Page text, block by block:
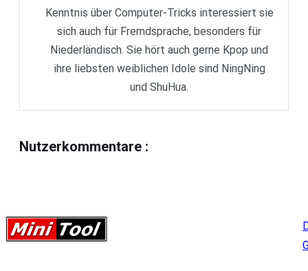
Kenntnis über Computer-Tricks interessiert sie
sich auch für Fremdsprache, besonders für
Niederländisch. Sie hört auch gerne Kpop und
ihre liebsten weiblichen Idole sind NingNing
und ShuHua.
Nutzerkommentare :